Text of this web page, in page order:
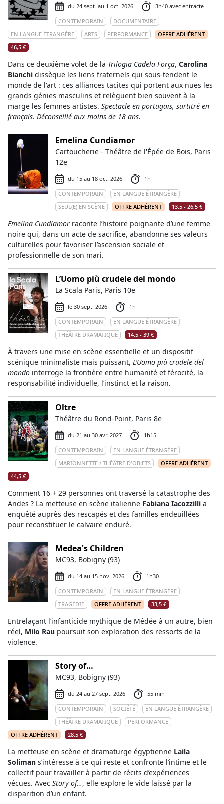
du 24 sept. au 1 oct. 2026
3h40 avec entracte
CONTEMPORAIN
DOCUMENTAIRE
EN LANGUE ÉTRANGÈRE
ARTS PERFORMANCE
OFFRE ADHÉRENT
46,5 €
Dans ce deuxième volet de la Trilogia Cadela Força, Carolina
Bianchi dissèque les liens fraternels qui sous-tendent le
monde de l'art : ces alliances tacites qui portent aux nues les
grands génies masculins et relèguent bien souvent à la
marge les femmes artistes. Spectacle en portugais, surtitré en
français. Déconseillé aux moins de 18 ans.
Emelina Cundiamor
Cartoucherie - Théâtre de l'Épée de Bois, Paris
12e
du 15 au 18 oct. 2026
1h
CONTEMPORAIN
EN LANGUE ÉTRANGÈRE
SEUL(E) EN SCÈNE
OFFRE ADHÉRENT 13,5 - 26,5 €
Emelina Cundiamor raconte l’histoire poignante d’une femme
noire qui, dans un acte de sacrifice, abandonne ses valeurs
culturelles pour favoriser l’ascension sociale et
professionnelle de son mari.
L’Uomo più crudele del mondo
La Scala Paris, Paris 10e
le 30 sept. 2026
1h
CONTEMPORAIN
EN LANGUE ÉTRANGÈRE
THÉÂTRE DRAMATIQUE
14,5 - 39 €
À travers une mise en scène essentielle et un dispositif
scénique minimaliste mais puissant, L’Uomo più crudele del
mondo interroge la frontière entre humanité et férocité, la
responsabilité individuelle, l’instinct et la raison.
Oltre
Théâtre du Rond-Point, Paris 8e
du 21 au 30 avr. 2027
1h15
CONTEMPORAIN
EN LANGUE ÉTRANGÈRE
MARIONNETTE / THÉÂTRE D'OBJETS
OFFRE ADHÉRENT
44,5 €
Comment 16 + 29 personnes ont traversé la catastrophe des
Andes ? La metteuse en scène italienne Fabiana Iacozzilli a
enquêté auprès des rescapés et des familles endeuillées
pour reconstituer le calvaire enduré.
Medea's Children
MC93, Bobigny (93)
du 14 au 15 nov. 2026
1h30
CONTEMPORAIN
EN LANGUE ÉTRANGÈRE
TRAGÉDIE
OFFRE ADHÉRENT 33,5 €
Entrelaçant l’infanticide mythique de Médée à un autre, bien
réel, Milo Rau poursuit son exploration des ressorts de la
violence.
Story of…
MC93, Bobigny (93)
du 24 au 27 sept. 2026
55 min
CONTEMPORAIN
SOCIÉTÉ
EN LANGUE ÉTRANGÈRE
THÉÂTRE DRAMATIQUE
PERFORMANCE
OFFRE ADHÉRENT
28,5 €
La metteuse en scène et dramaturge égyptienne Laila
Soliman s’intéresse à ce qui reste et confronte l’intime et le
collectif pour travailler à partir de récits d’expériences
vécues. Avec Story of…, elle explore le vide laissé par la
disparition d’un enfant.